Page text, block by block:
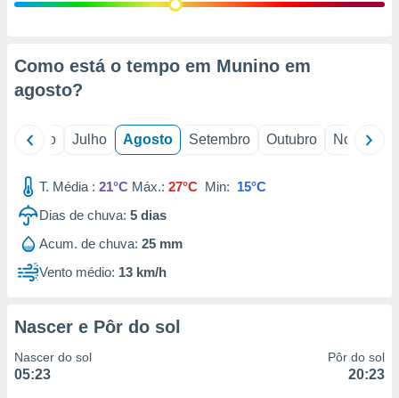
estudos
1199
Como está o tempo em Munino em
agosto?
Junho Julho Agosto Setembro Outubro Novembro
T. Média : 21°C Máx.: 27°C Min: 15°C
Dias de chuva: 5 dias
Acum. de chuva: 25 mm
Vento médio: 13 km/h
Nascer e Pôr do sol
Nascer do sol
05:23
Pôr do sol
20:23